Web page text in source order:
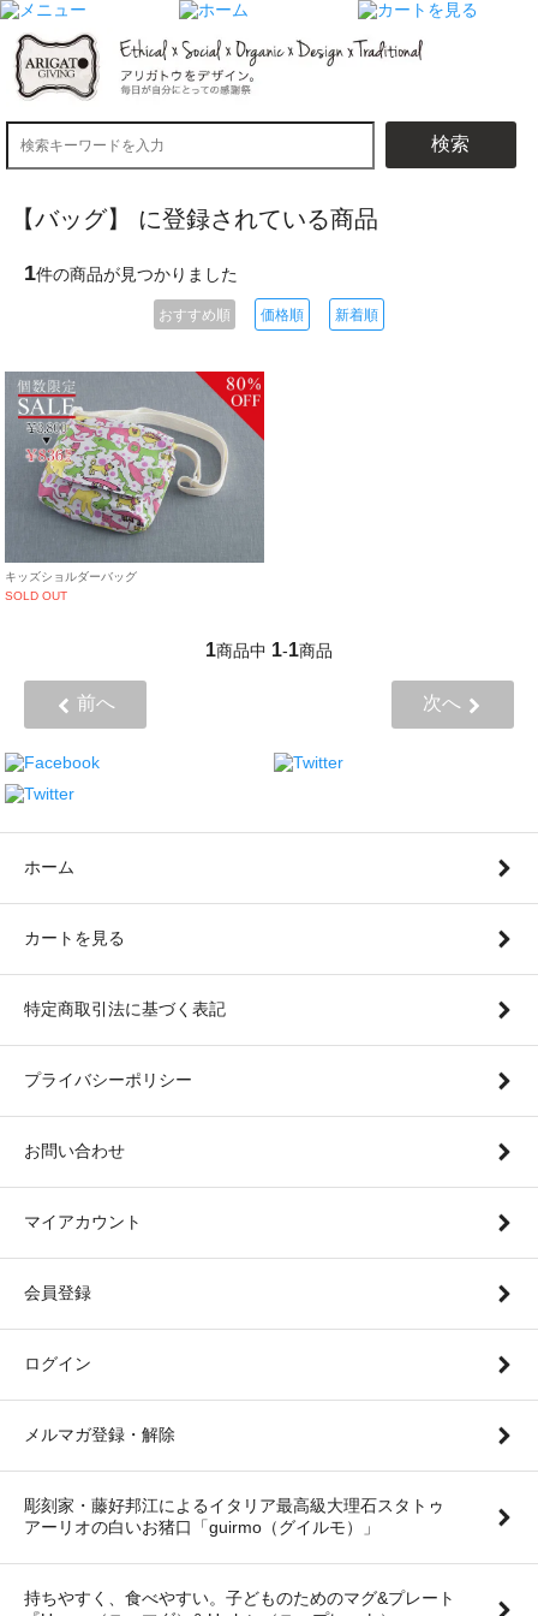
検索
【バッグ】 に登録されている商品
1件の商品が見つかりました
おすすめ順 価格順 新着順
キッズショルダーバッグ
SOLD OUT
1商品中 1-1商品
前へ 次へ
ホーム
カートを見る
特定商取引法に基づく表記
プライバシーポリシー
お問い合わせ
マイアカウント
会員登録
ログイン
メルマガ登録・解除
彫刻家・藤好邦江によるイタリア最高級大理石スタトゥ
アーリオの白いお猪口「guirmo（グイルモ）」
持ちやすく、食べやすい。子どものためのマグ&プレート